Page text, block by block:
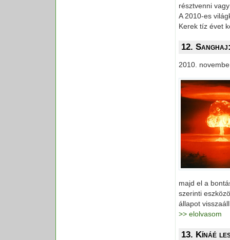
résztvenni
A 2010-es
Kerek tíz évet
12.
2010.
majd el a
szerinti
állapot
>> elolvasom
13. Kínáé